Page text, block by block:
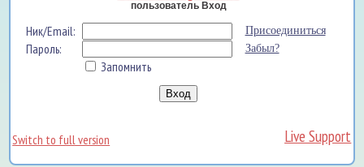
пользователь Вход
Ник/Email: Присоединиться
Пароль: Забыл?
Запомнить
Switch to full version Live Support